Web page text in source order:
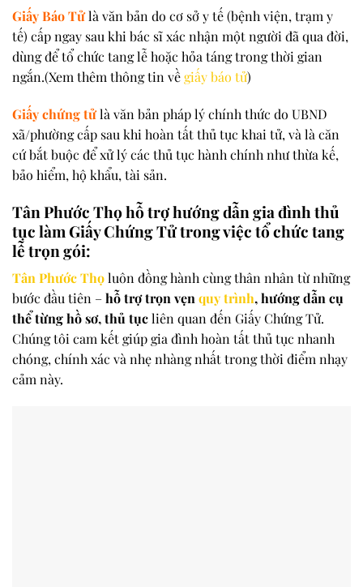
Giấy Báo Tửlà văn bản do cơ sở y tế (bệnh viện, trạm y
tế) cấp ngay sau khi bác sĩ xác nhận một người đã qua đời,
dùng để tổ chức tang lễ hoặc hỏa táng trong thời gian
ngắn.(Xem thêm thông tin vềgiấy báo tử)
Giấy chứng tửlà văn bản pháp lý chính thức do UBND
xã/phường cấp sau khi hoàn tất thủ tục khai tử, và là căn
cứ bắt buộc để xử lý các thủ tục hành chính như thừa kế,
bảo hiểm, hộ khẩu, tài sản.
Tân Phước Thọ hỗ trợ hướng dẫn gia đình thủ
tục làm Giấy Chứng Tử trong việc tổ chức tang
lễ trọn gói:
Tân Phước Thọluôn đồng hành cùng thân nhân từ những
bước đầu tiên –hỗ trợ trọn vẹnquy trình, hướng dẫn cụ
thể từng hồ sơ, thủ tụcliên quan đến Giấy Chứng Tử.
Chúng tôi cam kết giúp gia đình hoàn tất thủ tục nhanh
chóng, chính xác và nhẹ nhàng nhất trong thời điểm nhạy
cảm này.